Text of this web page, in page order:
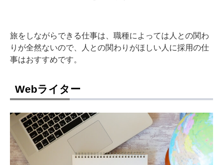
旅をしながらできる仕事は、職種によっては人との関わ
りが全然ないので、人との関わりがほしい人に採用の仕
事はおすすめです。
Webライター